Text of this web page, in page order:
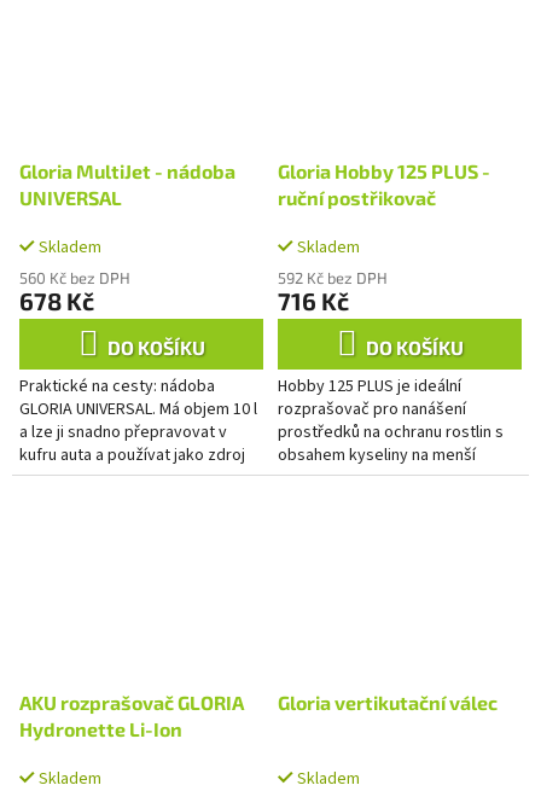
Gloria MultiJet - nádoba
UNIVERSAL
Skladem
560 Kč bez DPH
678 Kč
DO KOŠÍKU
Praktické na cesty: nádoba
GLORIA UNIVERSAL. Má objem 10 l
a lze ji snadno přepravovat v
kufru auta a používat jako zdroj
vody.
Gloria Hobby 125 PLUS -
ruční postřikovač
Skladem
592 Kč bez DPH
716 Kč
DO KOŠÍKU
Hobby 125 PLUS je ideální
rozprašovač pro nanášení
prostředků na ochranu rostlin s
obsahem kyseliny na menší
plochy. Odolný ruční rozprašovač
AKU rozprašovač GLORIA
Hydronette Li-Ion
Skladem
Gloria vertikutační válec
Skladem